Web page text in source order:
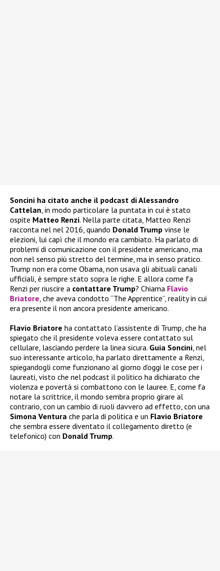
Soncini ha citato anche il podcast di Alessandro
Cattelan, in modo particolare la puntata in cui è stato
ospite Matteo Renzi. Nella parte citata, Matteo Renzi
racconta nel nel 2016, quando Donald Trump vinse le
elezioni, lui capì che il mondo era cambiato. Ha parlato di
problemi di comunicazione con il presidente americano, ma
non nel senso più stretto del termine, ma in senso pratico.
Trump non era come Obama, non usava gli abituali canali
ufficiali, è sempre stato sopra le righe. E allora come fa
Renzi per riuscire a contattare Trump? Chiama Flavio
Briatore, che aveva condotto “The Apprentice”, reality in cui
era presente il non ancora presidente americano.
Flavio Briatore ha contattato l’assistente di Trump, che ha
spiegato che il presidente voleva essere contattato sul
cellulare, lasciando perdere la linea sicura. Guia Soncini, nel
suo interessante articolo, ha parlato direttamente a Renzi,
spiegandogli come funzionano al giorno d’oggi le cose per i
laureati, visto che nel podcast il politico ha dichiarato che
violenza e povertà si combattono con le lauree. E, come fa
notare la scrittrice, il mondo sembra proprio girare al
contrario, con un cambio di ruoli davvero ad effetto, con una
Simona Ventura che parla di politica e un Flavio Briatore
che sembra essere diventato il collegamento diretto (e
telefonico) con Donald Trump.